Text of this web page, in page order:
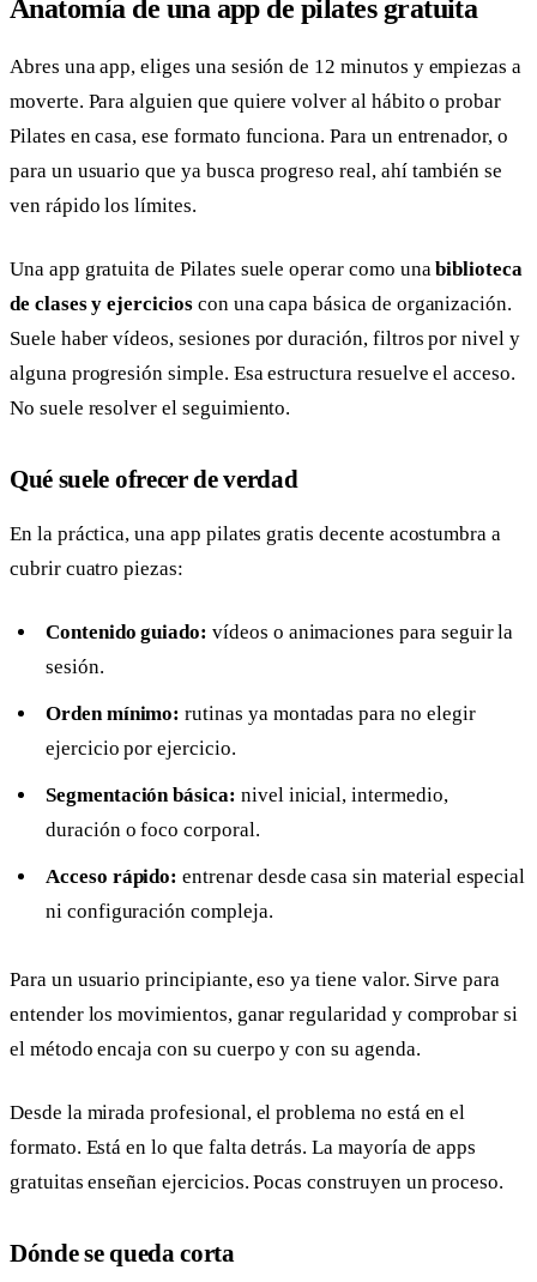
Anatomía de una app de pilates gratuita
Abres una app, eliges una sesión de 12 minutos y empiezas a
moverte. Para alguien que quiere volver al hábito o probar
Pilates en casa, ese formato funciona. Para un entrenador, o
para un usuario que ya busca progreso real, ahí también se
ven rápido los límites.
Una app gratuita de Pilates suele operar como unabiblioteca
de clases y ejercicioscon una capa básica de organización.
Suele haber vídeos, sesiones por duración, filtros por nivel y
alguna progresión simple. Esa estructura resuelve el acceso.
No suele resolver el seguimiento.
Qué suele ofrecer de verdad
En la práctica, una app pilates gratis decente acostumbra a
cubrir cuatro piezas:
Contenido guiado: vídeos o animaciones para seguir la
sesión.
Orden mínimo: rutinas ya montadas para no elegir
ejercicio por ejercicio.
Segmentación básica: nivel inicial, intermedio,
duración o foco corporal.
Acceso rápido: entrenar desde casa sin material especial
ni configuración compleja.
Para un usuario principiante, eso ya tiene valor. Sirve para
entender los movimientos, ganar regularidad y comprobar si
el método encaja con su cuerpo y con su agenda.
Desde la mirada profesional, el problema no está en el
formato. Está en lo que falta detrás. La mayoría de apps
gratuitas enseñan ejercicios. Pocas construyen un proceso.
Dónde se queda corta